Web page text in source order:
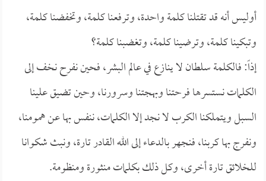
أوليس أنه قد تقتلنا كلمة واحدة، وترفعنا كلمة، وتخفضنا كلمة،
وتبكينا كلمة، وترضينا كلمة، وتغضبنا كلمة؟
إذاً: فالكلمة سلطان لا ينازع في عالم البشر، فحين نفرح نخف إلى
الكلمات نستسرها فرحتنا وبهجتنا وسرورنا، وحين تضيق علينا
السبل ويتملكنا الكرب لا نجد إلا الكلمات، ننفس بها عن همومنا،
ونفرج بها كربنا، فنجهر بالدعاء إلى الله القادر تارة، ونبث شكوانا
للخلائق تارة أخرى، وكل ذلك بكلمات منثورة ومنظومة.